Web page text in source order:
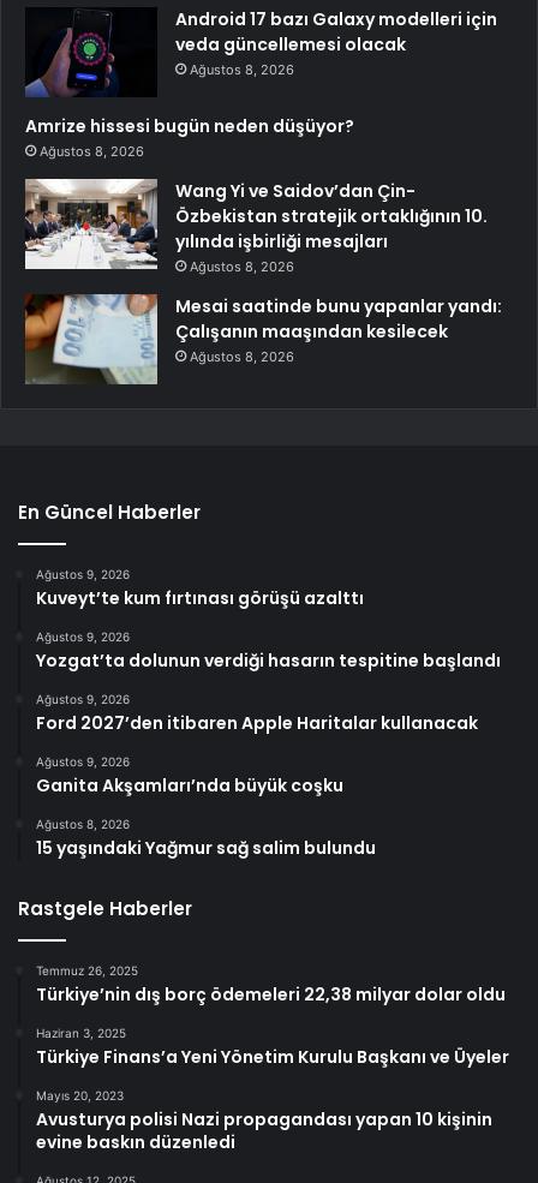
Android 17 bazı Galaxy modelleri için
veda güncellemesi olacak
Ağustos 8, 2026
Amrize hissesi bugün neden düşüyor?
Ağustos 8, 2026
Wang Yi ve Saidov’dan Çin-
Özbekistan stratejik ortaklığının 10.
yılında işbirliği mesajları
Ağustos 8, 2026
Mesai saatinde bunu yapanlar yandı:
Çalışanın maaşından kesilecek
Ağustos 8, 2026
En Güncel Haberler
Ağustos 9, 2026
Kuveyt’te kum fırtınası görüşü azalttı
Ağustos 9, 2026
Yozgat’ta dolunun verdiği hasarın tespitine başlandı
Ağustos 9, 2026
Ford 2027’den itibaren Apple Haritalar kullanacak
Ağustos 9, 2026
Ganita Akşamları’nda büyük coşku
Ağustos 8, 2026
15 yaşındaki Yağmur sağ salim bulundu
Rastgele Haberler
Temmuz 26, 2025
Türkiye’nin dış borç ödemeleri 22,38 milyar dolar oldu
Haziran 3, 2025
Türkiye Finans’a Yeni Yönetim Kurulu Başkanı ve Üyeler
Mayıs 20, 2023
Avusturya polisi Nazi propagandası yapan 10 kişinin
evine baskın düzenledi
Ağustos 12, 2025